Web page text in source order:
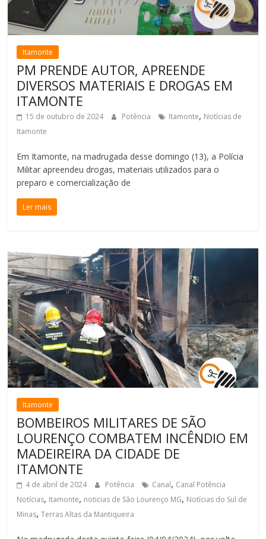
Itamonte
PM PRENDE AUTOR, APREENDE
DIVERSOS MATERIAIS E DROGAS EM
ITAMONTE
15 de outubro de 2024 Potência Itamonte, Notícias de
Itamonte
Em Itamonte, na madrugada desse domingo (13), a Polícia
Militar apreendeu drogas, materiais utilizados para o
preparo e comercialização de
Ler mais
Itamonte
BOMBEIROS MILITARES DE SÃO
LOURENÇO COMBATEM INCÊNDIO EM
MADEIREIRA DA CIDADE DE
ITAMONTE
4 de abril de 2024 Potência Canal, Canal Potência
Notícias, Itamonte, noticias de São Lourenço MG, Notícias do Sul de
Minas,Terras Altas da Mantiqueira